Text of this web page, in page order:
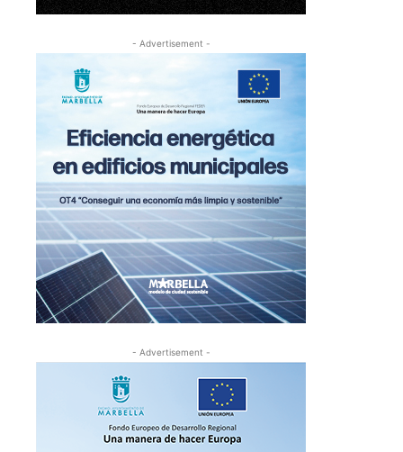
- Advertisement -
- Advertisement -